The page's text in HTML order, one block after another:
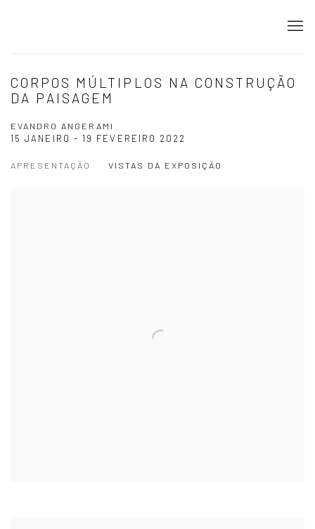
CORPOS MÚLTIPLOS NA CONSTRUÇÃO
DA PAISAGEM
EVANDRO ANGERAMI
15 JANEIRO - 19 FEVEREIRO 2022
APRESENTAÇÃO VISTAS DA EXPOSIÇÃO